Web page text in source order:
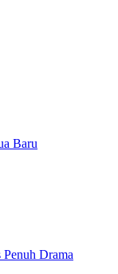
Baru
Drama